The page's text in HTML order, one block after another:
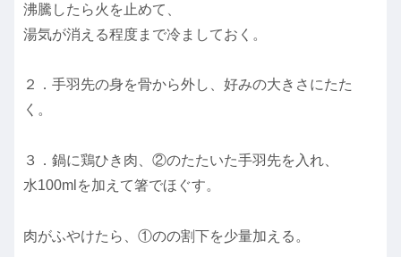
沸騰したら火を止めて、
湯気が消える程度まで冷ましておく。
２．手羽先の身を骨から外し、好みの大きさにたた
く。
３．鍋に鶏ひき肉、②のたたいた手羽先を入れ、
水100mlを加えて箸でほぐす。
肉がふやけたら、①のの割下を少量加える。